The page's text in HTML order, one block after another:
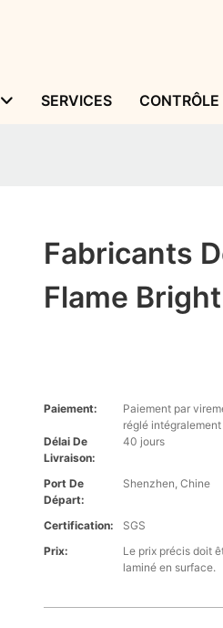
SERVICES
Fabricants
Flame Bright
Paiement:
Paiement par
réglé
Délai De
Livraison:
40 jours
Port De
Départ:
Shenzhen, Chine
Certification:
SGS
Prix:
Le prix précis doit
laminé en surface.